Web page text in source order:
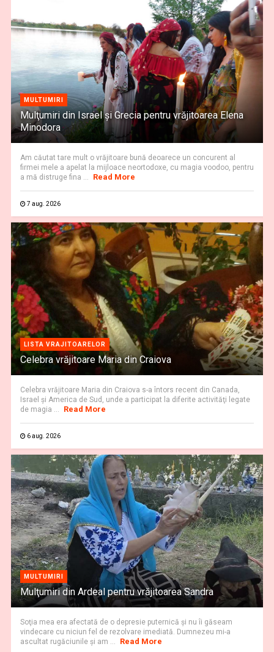
MULTUMIRI
Mulţumiri din Israel și Grecia pentru vrăjitoarea Elena
Minodora
Am căutat tare mult o vrăjitoare bună deoarece un concurent al
firmei mele a apelat la mijloace neortodoxe, cu magia voodoo, pentru
a mă distruge fina ...
Read More
7 aug. 2026
LISTA VRAJITOARELOR
Celebra vrăjitoare Maria din Craiova
Celebra vrăjitoare Maria din Craiova s-a întors recent din Canada,
Israel şi America de Sud, unde a participat la diferite activităţi legate
de magia ...
Read More
6 aug. 2026
MULTUMIRI
Mulţumiri din Ardeal pentru vrăjitoarea Sandra
Soţia mea era afectată de o depresie puternică şi nu îi găseam
vindecare cu niciun fel de rezolvare imediată. Dumnezeu mi-a
ascultat rugăciunile şi am ...
Read More